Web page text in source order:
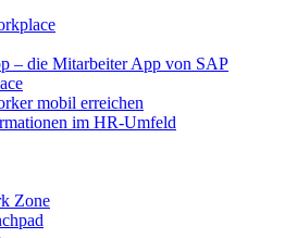
– die Mitarbeiter App von SAP
mobil erreichen
im HR-Umfeld
Zone